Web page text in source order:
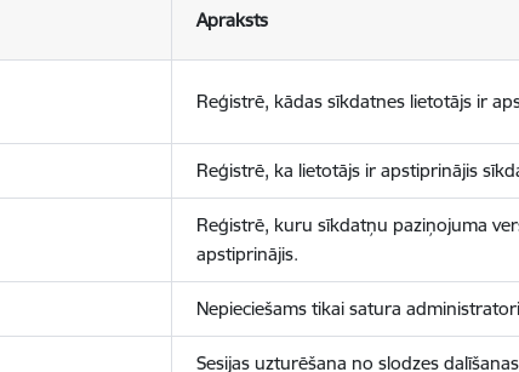
Apraksts
Reģistrē, kādas sīkdatnes lietotājs ir
Reģistrē, ka lietotājs ir apstiprinājis
Reģistrē, kuru sīkdatņu paziņojuma
apstiprinājis.
Nepieciešams tikai satura
Sesijas uzturēšana no slodzes